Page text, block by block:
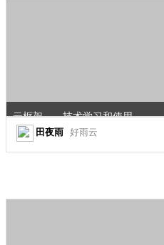
云框架——技术学习和使用的最佳实践
田夜雨 好雨云